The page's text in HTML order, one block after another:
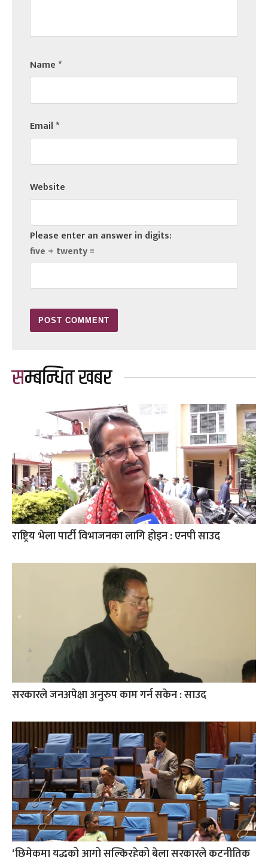
Name*
Email*
Website
Please enter an answer in digits:
five + twenty =
सम्बन्धित खबर
राष्ट्रिय भेला पार्टी विभाजनका लागि होइन : एनपी साउद
सरकारले जनअपेक्षा अनुरुप काम गर्न सकेन : साउद